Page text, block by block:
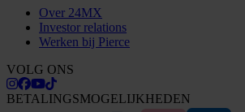
Over 24MX
Investor relations
Werken bij Pierce
VOLG ONS
BETALINGSMOGELIJKHEDEN